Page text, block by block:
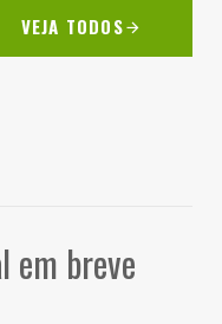
VEJA TODOS
em breve